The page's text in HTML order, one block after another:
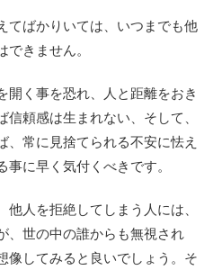
てばかりいては、いつまでも他
できません。
開く事を恐れ、人と距離をおき
信頼感は生まれない、そして、
、常に見捨てられる不安に怯え
に早く気付くべきです。
他人を拒絶してしまう人には、
、世の中の誰からも無視され
像してみると良いでしょう。そ